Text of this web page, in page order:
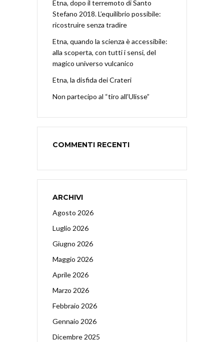
Etna, dopo il terremoto di Santo
Stefano 2018. L’equilibrio possibile:
ricostruire senza tradire
Etna, quando la scienza è accessibile:
alla scoperta, con tutti i sensi, del
magico universo vulcanico
Etna, la disfida dei Crateri
Non partecipo al “tiro all’Ulisse”
COMMENTI RECENTI
ARCHIVI
Agosto 2026
Luglio 2026
Giugno 2026
Maggio 2026
Aprile 2026
Marzo 2026
Febbraio 2026
Gennaio 2026
Dicembre 2025